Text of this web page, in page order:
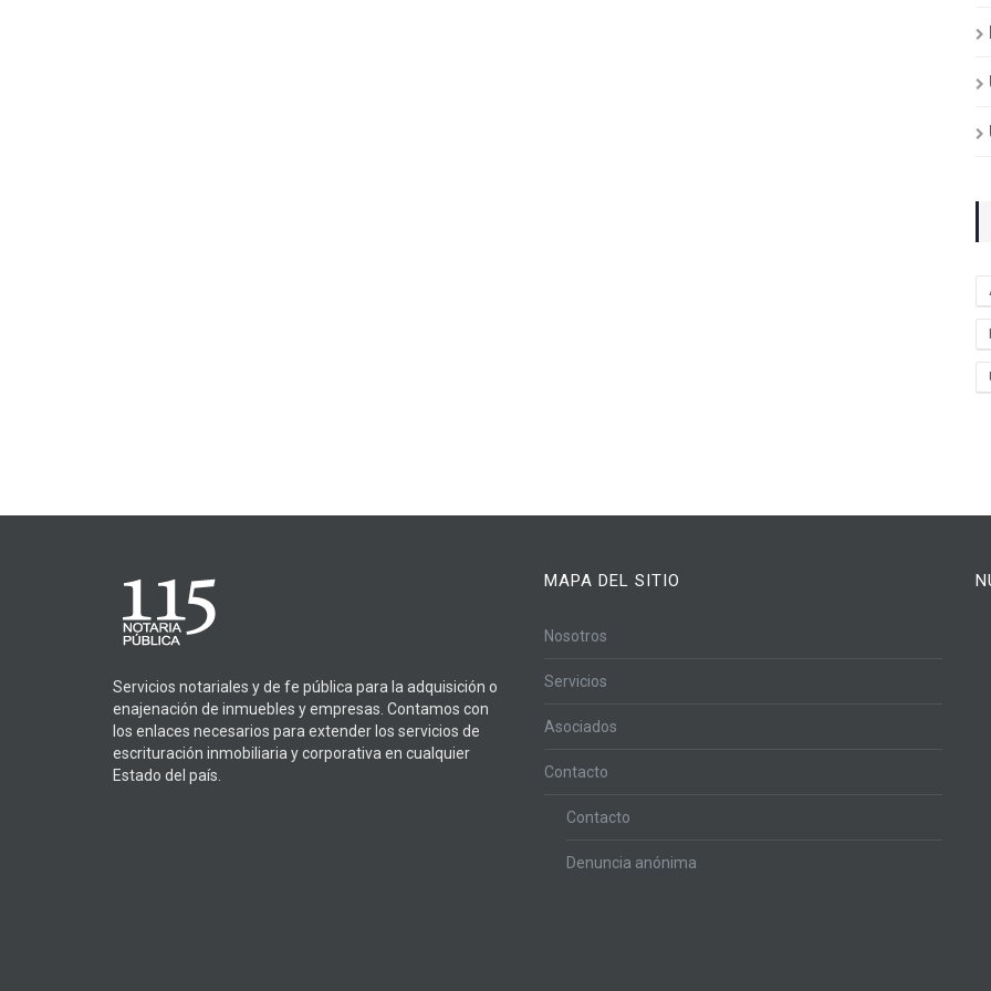
Servicios notariales y de fe pública para la adquisición o
enajenación de inmuebles y empresas. Contamos con
los enlaces necesarios para extender los servicios de
escrituración inmobiliaria y corporativa en cualquier
Estado del país.
MAPA DEL SITIO
Nosotros
Servicios
Asociados
Contacto
Contacto
Denuncia anónima